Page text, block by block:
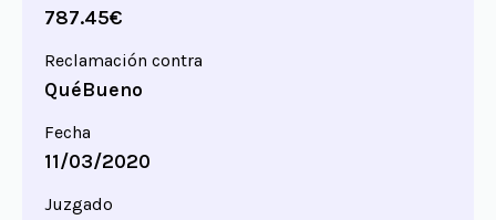
787.45€
Reclamación contra
QuéBueno
Fecha
11/03/2020
Juzgado